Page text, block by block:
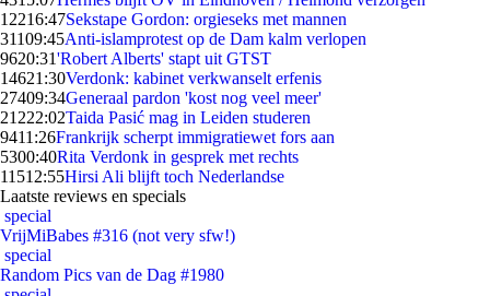
12216:47Sekstape Gordon: orgieseks met mannen
31109:45Anti-islamprotest op de Dam kalm verlopen
9620:31'Robert Alberts' stapt uit GTST
14621:30Verdonk: kabinet verkwanselt erfenis
27409:34Generaal pardon 'kost nog veel meer'
21222:02Taida Pasić mag in Leiden studeren
9411:26Frankrijk scherpt immigratiewet fors aan
5300:40Rita Verdonk in gesprek met rechts
11512:55Hirsi Ali blijft toch Nederlandse
Laatste reviews en specials
special
VrijMiBabes #316 (not very sfw!)
special
Random Pics van de Dag #1980